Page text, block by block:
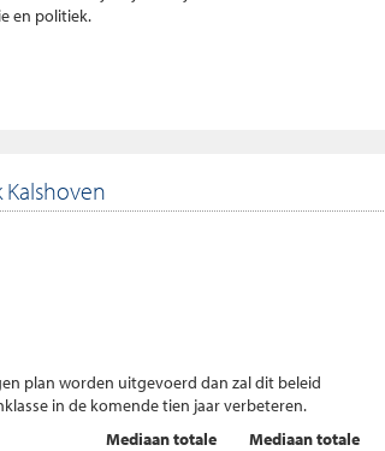
en politiek.
plan worden uitgevoerd dan zal dit beleid
in de komende tien jaar verbeteren.
Mediaan totale
Mediaan totale